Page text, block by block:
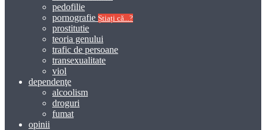
pedofilie
pornografie Știați că...?
prostitutie
teoria genului
trafic de persoane
transexualitate
viol
dependenţe
alcoolism
droguri
fumat
opinii